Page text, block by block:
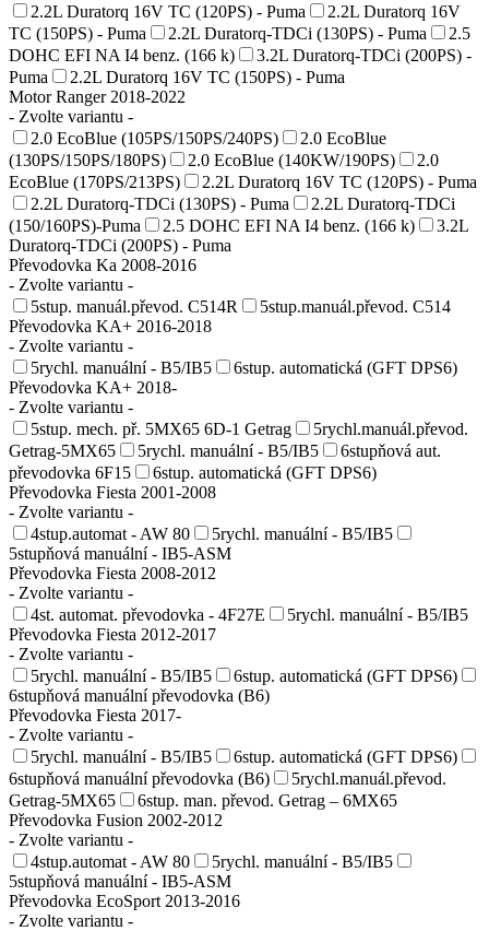
2.2L Duratorq 16V TC (120PS) - Puma
2.2L Duratorq 16V
TC (150PS) - Puma
2.2L Duratorq-TDCi (130PS) - Puma
2.5
DOHC EFI NA I4 benz. (166 k)
3.2L Duratorq-TDCi (200PS) -
Puma
2.2L Duratorq 16V TC (150PS) - Puma
Motor Ranger 2018-2022
- Zvolte variantu -
2.0 EcoBlue (105PS/150PS/240PS)
2.0 EcoBlue
(130PS/150PS/180PS)
2.0 EcoBlue (140KW/190PS)
2.0
EcoBlue (170PS/213PS)
2.2L Duratorq 16V TC (120PS) - Puma
2.2L Duratorq-TDCi (130PS) - Puma
2.2L Duratorq-TDCi
(150/160PS)-Puma
2.5 DOHC EFI NA I4 benz. (166 k)
3.2L
Duratorq-TDCi (200PS) - Puma
Převodovka Ka 2008-2016
- Zvolte variantu -
5stup. manuál.převod. C514R
5stup.manuál.převod. C514
Převodovka KA+ 2016-2018
- Zvolte variantu -
5rychl. manuální - B5/IB5
6stup. automatická (GFT DPS6)
Převodovka KA+ 2018-
- Zvolte variantu -
5stup. mech. př. 5MX65 6D-1 Getrag
5rychl.manuál.převod.
Getrag-5MX65
5rychl. manuální - B5/IB5
6stupňová aut.
převodovka 6F15
6stup. automatická (GFT DPS6)
Převodovka Fiesta 2001-2008
- Zvolte variantu -
4stup.automat - AW 80
5rychl. manuální - B5/IB5
5stupňová manuální - IB5-ASM
Převodovka Fiesta 2008-2012
- Zvolte variantu -
4st. automat. převodovka - 4F27E
5rychl. manuální - B5/IB5
Převodovka Fiesta 2012-2017
- Zvolte variantu -
5rychl. manuální - B5/IB5
6stup. automatická (GFT DPS6)
6stupňová manuální převodovka (B6)
Převodovka Fiesta 2017-
- Zvolte variantu -
5rychl. manuální - B5/IB5
6stup. automatická (GFT DPS6)
6stupňová manuální převodovka (B6)
5rychl.manuál.převod.
Getrag-5MX65
6stup. man. převod. Getrag – 6MX65
Převodovka Fusion 2002-2012
- Zvolte variantu -
4stup.automat - AW 80
5rychl. manuální - B5/IB5
5stupňová manuální - IB5-ASM
Převodovka EcoSport 2013-2016
- Zvolte variantu -